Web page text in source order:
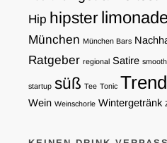
Hip hipster
München München Bars
Ratgeber regional Satire
startup süß Tee Tonic
Wein Weinschorle Wintergetränk